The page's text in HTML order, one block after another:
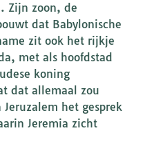
Zijn zoon, de
dat Babylonische
zit ook het rijkje
met als hoofdstad
koning
dat allemaal zou
het gesprek
Jeremia zicht